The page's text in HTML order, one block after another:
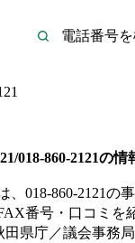
018-860-2121の情
、 018-860-2121の
番号・口コミを
田県庁／議会事務